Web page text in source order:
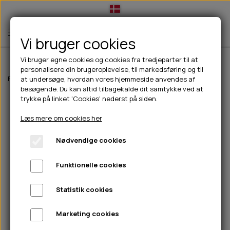
TIL HUND
💧FODER- VANDSKÅLE
CHICOPEE
GODBIDSTASKE
HALSBÅND
🦴 GODBIDDER & SNACKS
🍖 SMAGSVARIANTER
🎾 LEGETØJ
TÆNDER, ØRE, ØJE, POTER & NÆSE
🐾 UDSTYR & KOMFORT
TIL HUNDEEJER
DRIKKEFLASKER/TERMOFLASKER
HUER OG VANTER
PINEWOOD SALES
TIL KAT
TILBUD
NYHEDER
ABONNEMENT
Forside Til hunde Godbidder & Snacks Kornfri godbidder til hunde
Vi bruger cookies
Vi bruger egne cookies og cookies fra tredjeparter til at
personalisere din brugeroplevelse, til markedsføring og til
at undersøge, hvordan vores hjemmeside anvendes af
besøgende. Du kan altid tilbagekalde dit samtykke ved at
trykke på linket 'Cookies' nederst på siden.
Læs mere om cookies her
Nødvendige cookies
Funktionelle cookies
Statistik cookies
Marketing cookies